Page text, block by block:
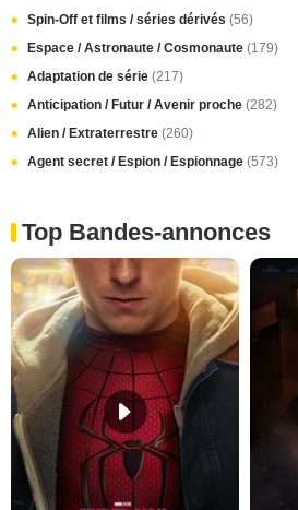
Spin-Off et films / séries dérivés (56)
Espace / Astronaute / Cosmonaute (179)
Adaptation de série (217)
Anticipation / Futur / Avenir proche (282)
Alien / Extraterrestre (260)
Agent secret / Espion / Espionnage (573)
Top Bandes-annonces